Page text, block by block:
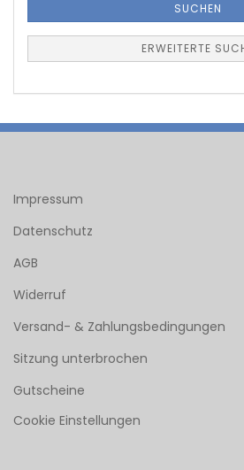
SUCHEN
ERWEITERTE
Impressum
Datenschutz
AGB
Widerruf
Versand- & Zahlungsbedingungen
Sitzung unterbrochen
Gutscheine
Cookie Einstellungen